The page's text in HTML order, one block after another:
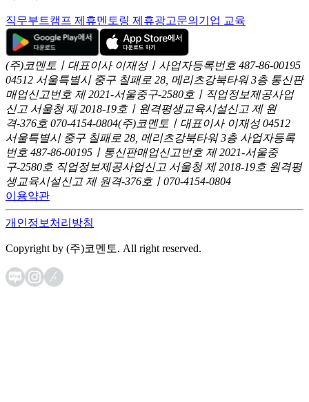
직무부트캠프 제휴멘토링 제휴광고문의 기업 교육
(주)코멘토ㅣ대표이사 이재성ㅣ사업자등록번호 487-86-00195
04512 서울특별시 중구 칠패로 28, 메리츠강북타워 3층 통신판
매업신고번호 제 2021-서울중구-2580호ㅣ직업정보제공사업
신고 서울청 제 2018-19호ㅣ원격평생교육시설신고 제 원
격-376호 070-4154-0804(주)코멘토ㅣ대표이사 이재성 04512
서울특별시 중구 칠패로 28, 메리츠강북타워 3층 사업자등록
번호 487-86-00195ㅣ통신판매업신고번호 제 2021-서울중
구-2580호 직업정보제공사업신고 서울청 제 2018-19호 원격평
생교육시설신고 제 원격-376호ㅣ070-4154-0804
이용약관
개인정보처리방침
Copyright by (주)코멘토. All right reserved.